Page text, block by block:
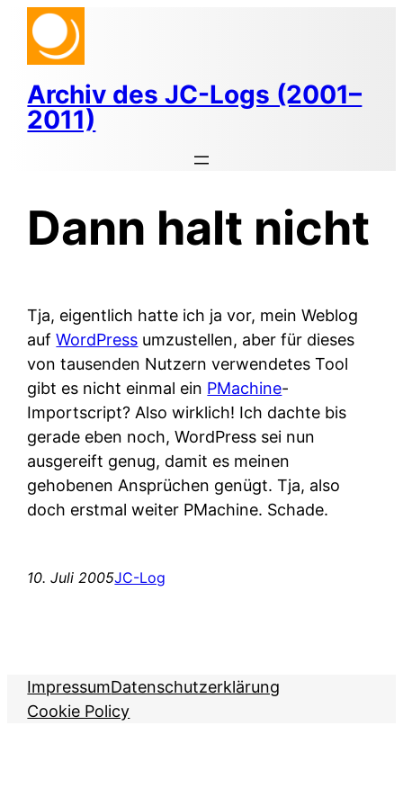
Zum
Inhalt
springen
Archiv des JC-Logs (2001–
2011)
Dann halt nicht
Tja, eigentlich hatte ich ja vor, mein Weblog
aufWordPress umzustellen, aber für dieses
von tausenden Nutzern verwendetes Tool
gibt es nicht einmal ein PMachine-
Importscript? Also wirklich! Ich dachte bis
gerade eben noch, WordPress sei nun
ausgereift genug, damit es meinen
gehobenen Ansprüchen genügt. Tja, also
doch erstmal weiter PMachine. Schade.
10. Juli 2005JC-Log
ImpressumDatenschutzerklärung
Cookie Policy